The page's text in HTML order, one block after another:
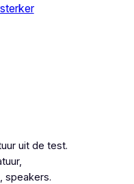
uit de test.
speakers.